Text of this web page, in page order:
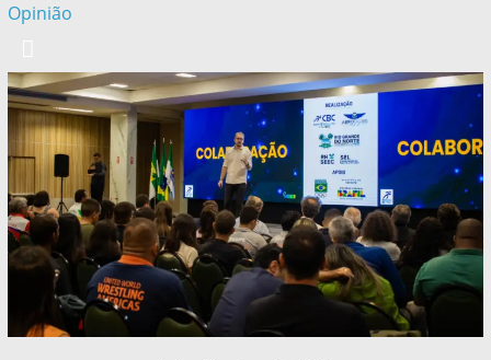
Opinião